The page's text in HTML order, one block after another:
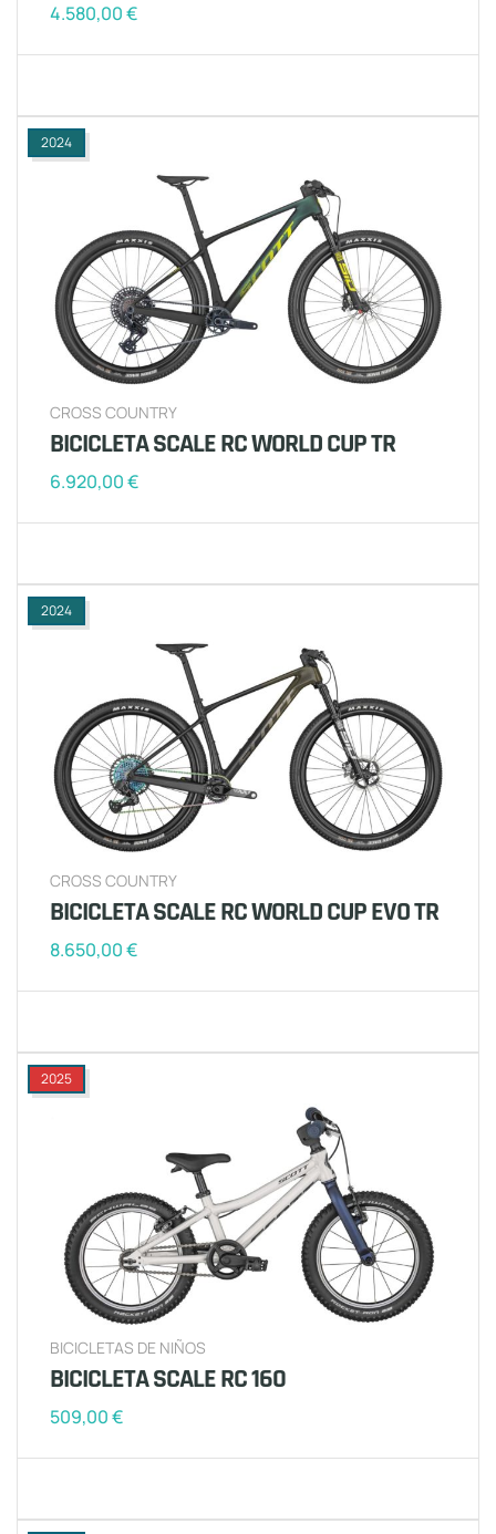
4.580,00€
2024
CROSS COUNTRY
BICICLETA SCALE RC WORLD CUP TR
6.920,00€
2024
CROSS COUNTRY
BICICLETA SCALE RC WORLD CUP EVO TR
8.650,00€
2025
BICICLETAS DE NIÑOS
BICICLETA SCALE RC 160
509,00€